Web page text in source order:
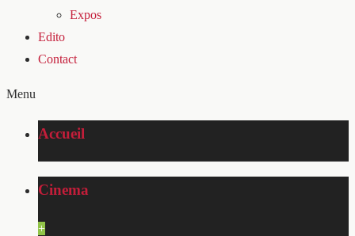
Expos
Edito
Contact
Menu
Accueil
Cinema
+